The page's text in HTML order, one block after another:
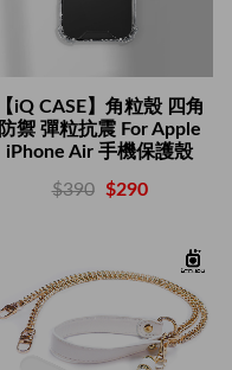
【iQ CASE】角粒殼 四角
防禦 彈粒抗震 For Apple
iPhone Air 手機保護殼
$390 $290